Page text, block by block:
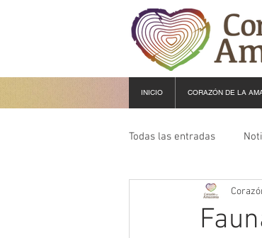
Todas las entradas
INICIO CORAZÓN DE LA